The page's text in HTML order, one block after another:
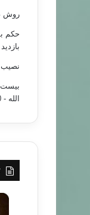
روش
حکم
بازدید
الله - 148,960 بازدید